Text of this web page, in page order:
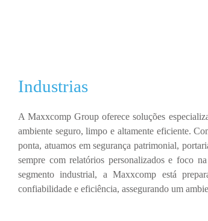
Industrias
AMaxxcomp Groupoferece soluções
ambiente seguro, limpo e altamente eficiente.
ponta, atuamos emsegurança patrimonial,
sempre comrelatórios personalizados e foco
segmento industrial, aMaxxcomp está
confiabilidade e eficiência, assegurando um